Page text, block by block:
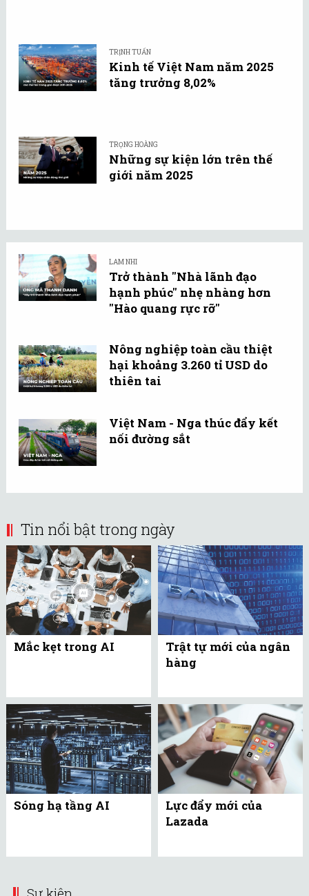
TRỊNH TUẤN
Kinh tế Việt Nam năm 2025
tăng trưởng 8,02%
TRỌNG HOÀNG
Những sự kiện lớn trên thế
giới năm 2025
LAM NHI
Trở thành "Nhà lãnh đạo
hạnh phúc" nhẹ nhàng hơn
"Hào quang rực rỡ"
Nông nghiệp toàn cầu thiệt
hại khoảng 3.260 tỉ USD do
thiên tai
Việt Nam - Nga thúc đẩy kết
nối đường sắt
Tin nổi bật trong ngày
Mắc kẹt trong AI
Trật tự mới của ngân
hàng
Sóng hạ tầng AI
Lực đẩy mới của
Lazada